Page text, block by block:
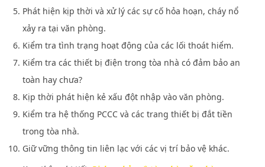
Phát hiện kịp thời và xử lý các sự cố hỏa hoạn, cháy nổ
xảy ra tại văn phòng.
Kiểm tra tình trạng hoạt động của các lối thoát hiểm.
Kiểm tra các thiết bị điện trong tòa nhà có đảm bảo an
toàn hay chưa?
Kịp thời phát hiện kẻ xấu đột nhập vào văn phòng.
Kiểm tra hệ thống PCCC và các trang thiết bị đắt tiền
trong tòa nhà.
Giữ vững thông tin liên lạc với các vị trí bảo vệ khác.